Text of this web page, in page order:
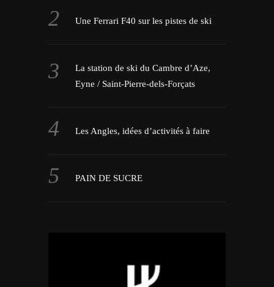
Une Ferrari F40 sur les pistes de ski
La station de ski du Cambre d’Aze,
Eyne / Saint-Pierre-dels-Forçats
Les Angles, idées d’activités à faire
PAIN DE SUCRE